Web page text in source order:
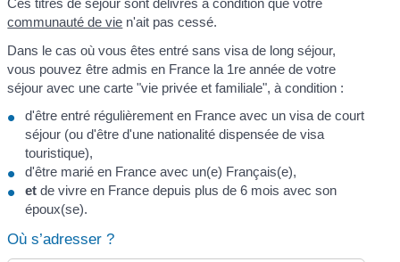
Ces titres de séjour sont délivrés à condition que votre
communauté de vie n'ait pas cessé.
Dans le cas où vous êtes entré sans visa de long séjour,
vous pouvez être admis en France la 1re année de votre
séjour avec une carte "vie privée et familiale", à condition :
d'être entré régulièrement en France avec un visa de court
séjour (ou d'être d'une nationalité dispensée de visa
touristique),
d'être marié en France avec un(e) Français(e),
et de vivre en France depuis plus de 6 mois avec son
époux(se).
Où s’adresser ?